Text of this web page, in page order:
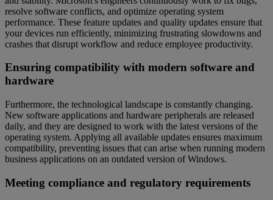
resolve software conflicts, and optimize operating system
performance. These feature updates and quality updates ensure that
your devices run efficiently, minimizing frustrating slowdowns and
crashes that disrupt workflow and reduce employee productivity.
Ensuring compatibility with modern software and
hardware
Furthermore, the technological landscape is constantly changing.
New software applications and hardware peripherals are released
daily, and they are designed to work with the latest versions of the
operating system. Applying all available updates ensures maximum
compatibility, preventing issues that can arise when running modern
business applications on an outdated version of Windows.
Meeting compliance and regulatory requirements